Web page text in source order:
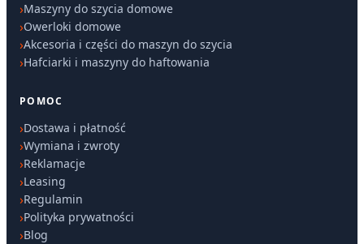
Maszyny do szycia domowe
Owerloki domowe
Akcesoria i części do maszyn do szycia
Hafciarki i maszyny do haftowania
POMOC
Dostawa i płatność
Wymiana i zwroty
Reklamacje
Leasing
Regulamin
Polityka prywatności
Blog